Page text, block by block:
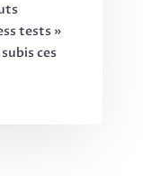
tests »
ces